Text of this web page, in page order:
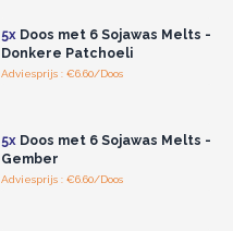
5xDoos met 6 Sojawas Melts -
Donkere Patchoeli
Adviesprijs : €6.60/Doos
5xDoos met 6 Sojawas Melts -
Gember
Adviesprijs : €6.60/Doos